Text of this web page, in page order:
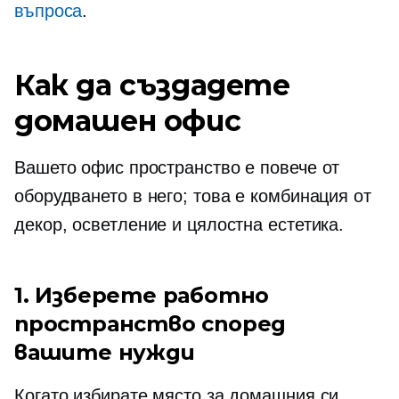
въпроса.
Как да създадете
домашен офис
Вашето офис пространство е повече от
оборудването в него; това е комбинация от
декор, осветление и цялостна естетика.
1. Изберете работно
пространство според
вашите нужди